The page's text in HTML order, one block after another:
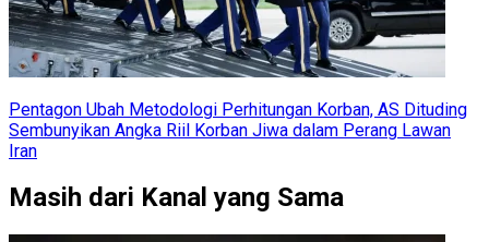
Pentagon Ubah Metodologi Perhitungan Korban, AS Dituding
Sembunyikan Angka Riil Korban Jiwa dalam Perang Lawan
Iran
Masih dari Kanal yang Sama